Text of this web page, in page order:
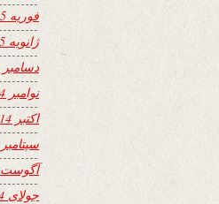
فوریه 2015
ژانویه 2015
دسامبر 2014
نوامبر 2014
اکتبر 2014
سپتامبر 2014
آگوست 2014
جولای 2014